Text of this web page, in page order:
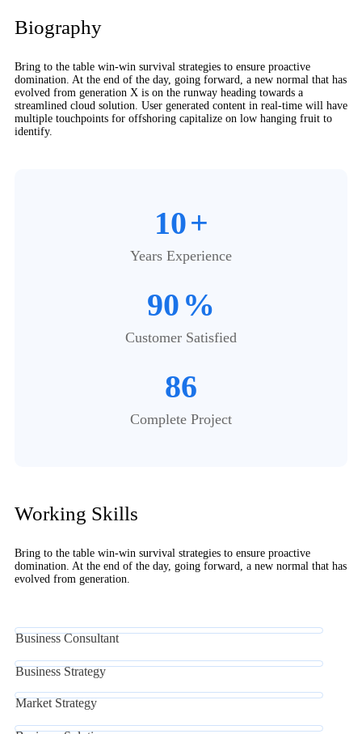
Biography​
Bring to the table win-win survival strategies to ensure proactive
domination. At the end of the day, going forward, a new normal that has
evolved from generation X is on the runway heading towards a
streamlined cloud solution. User generated content in real-time will have
multiple touchpoints for offshoring capitalize on low hanging fruit to
identify.
10+
Years Experience
90 %
Customer Satisfied
86
Complete Project
Working Skills
Bring to the table win-win survival strategies to ensure proactive
domination. At the end of the day, going forward, a new normal that has
evolved from generation.
Business Consultant
Business Strategy
Market Strategy